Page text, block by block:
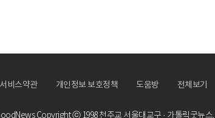
서비스약관 개인정보 보호정책 도움방 전체보기
Copyright ⓒ 1998천주교 서울대교구 · 가톨릭굿뉴스.